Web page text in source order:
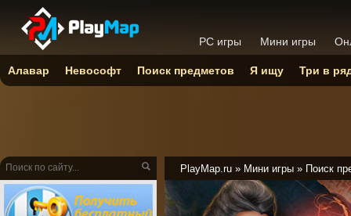
PlayMap.ru » Мини игры » Поиск
PC игры Мини игры
Алавар Невософт Поиск предметов Я ищу Три в